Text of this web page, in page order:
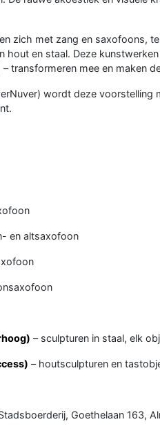
zich met zang en saxofoons,
hout en staal. Deze kunstwerken
– transformeren mee en maken
wordt deze voorstelling
en altsaxofoon
– sculpturen in staal, elk
– houtsculpturen en
Goethelaan 163,